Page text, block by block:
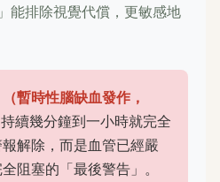
能排除視覺代償，更敏感地
暫時性腦缺血發作，
續幾分鐘到一小時就完全
解除，而是血管已經嚴
阻塞的「最後警告」。